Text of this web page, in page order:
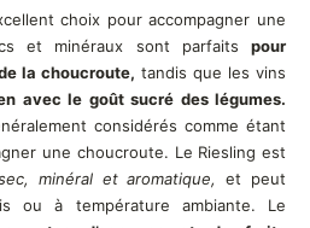
choix pour accompagner une
et minéraux sont parfaits pour
la choucroute, tandis que les vins
avec le goût sucré des légumes.
considérés comme étant
une choucroute. Le Riesling est
minéral et aromatique,
et peut
ou à température ambiante. Le